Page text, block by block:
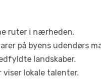
ruter i nærheden.
på byens udendørs
landskaber.
lokale talenter.